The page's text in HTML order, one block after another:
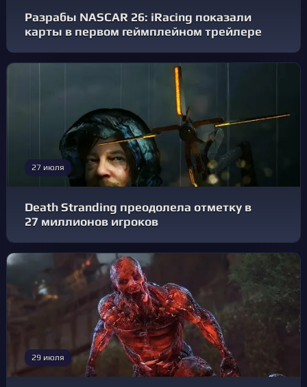
Разрабы NASCAR 26: iRacing показали
карты в первом геймплейном трейлере
27 июля
Death Stranding преодолела отметку в
27 миллионов игроков
29 июля